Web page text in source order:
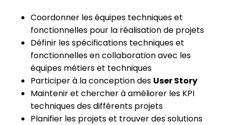
Coordonner les équipes techniques et
fonctionnelles pour la réalisation de projets
Définir les spécifications techniques et
fonctionnelles en collaboration avec les
équipes métiers et techniques
Participer à la conception des User Story
Maintenir et chercher à améliorer les KPI
techniques des différents projets
Planifier les projets et trouver des solutions